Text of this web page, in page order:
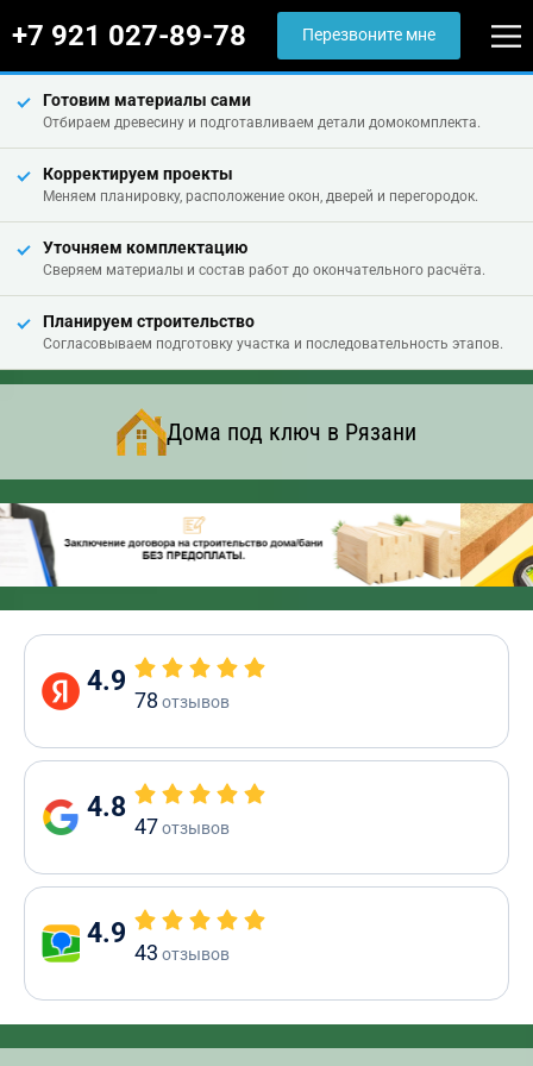
+7 921 027-89-78 Перезвоните мне
Готовим материалы сами
Отбираем древесину и подготавливаем детали домокомплекта.
Корректируем проекты
Меняем планировку, расположение окон, дверей и перегородок.
Уточняем комплектацию
Сверяем материалы и состав работ до окончательного расчёта.
Планируем строительство
Согласовываем подготовку участка и последовательность этапов.
Дома под ключ в Рязани
4.9
78 отзывов
4.8
47отзывов
4.9
43 отзывов